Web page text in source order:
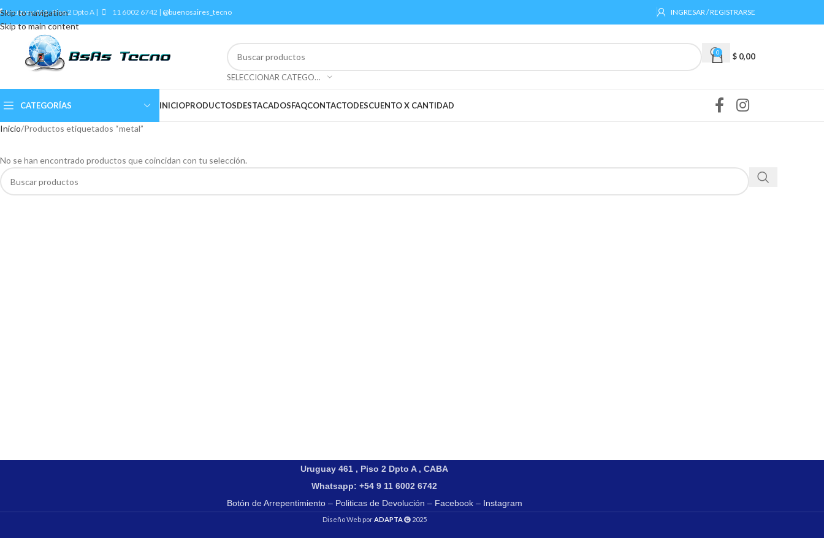
Skip to navigation
Skip to main content
Uruguay 461 , Piso 2 Dpto A | 11 6002 6742 | @buenosaires_tecno INGRESAR / REGISTRARSE
SELECCIONAR CATEGORÍA
0 $ 0,00
CATEGORÍAS INICIOPRODUCTOSDESTACADOSFAQCONTACTODESCUENTO X CANTIDAD
Inicio Productos etiquetados “metal”
No se han encontrado productos que coincidan con tu selección.
Uruguay 461 , Piso 2 Dpto A , CABA
Whatsapp: +54 9 11 6002 6742
Botón de Arrepentimiento– Politicas de Devolución – Facebook– Instagram
Diseño Web porADAPTA 2025